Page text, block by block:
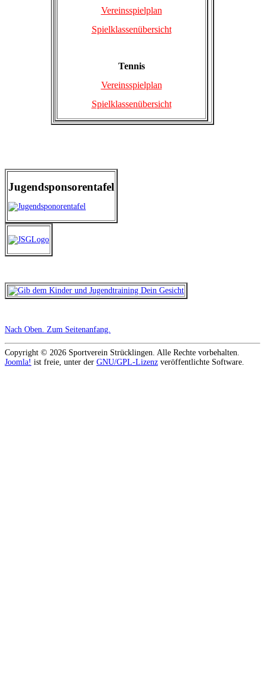
Vereinsspielplan
Spielklassenübersicht
Tennis
Vereinsspielplan
Spielklassenübersicht
Jugendsponsorentafel
Nach Oben . Zum Seitenanfang.
Copyright © 2026 Sportverein Strücklingen. Alle Rechte vorbehalten.
Joomla! ist freie, unter der GNU/GPL-Lizenz veröffentlichte Software.